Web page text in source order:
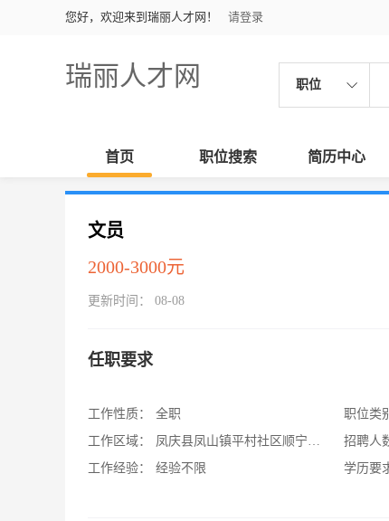
您好，欢迎来到瑞丽人才网！ 请登录
瑞丽人才网 职位
首页 职位搜索 简历中心
文员
2000-3000元
更新时间： 08-08
任职要求
工作性质：
全职
工作区域：
凤庆县凤山镇平村社区顺宁佳苑5-7栋2单元403
工作经验：
经验不限
职位类
招聘人
学历要